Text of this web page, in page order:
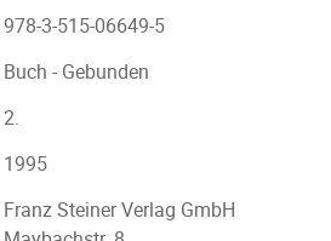
978-3-515-06649-5
Buch - Gebunden
2.
1995
Franz Steiner Verlag GmbH